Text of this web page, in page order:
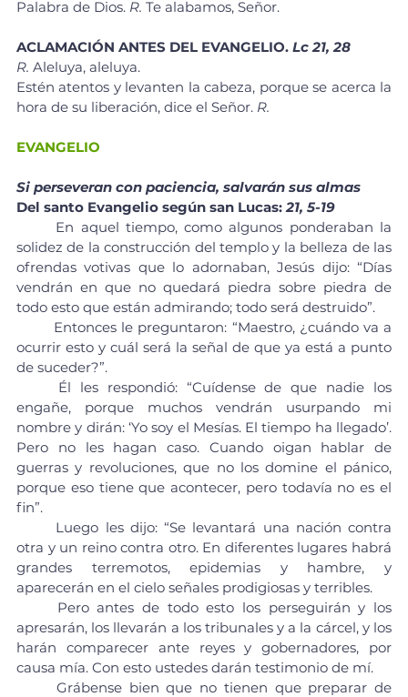
Palabra de Dios. R. Te alabamos, Señor.
ACLAMACIÓN ANTES DEL EVANGELIO. Lc 21, 28
R. Aleluya, aleluya.
Estén atentos y levanten la cabeza, porque se acerca la
hora de su liberación, dice el Señor. R.
EVANGELIO
Si perseveran con paciencia, salvarán sus almas
Del santo Evangelio según san Lucas: 21, 5-19
solidez de la construcción del templo y la belleza de las
ofrendas votivas que lo adornaban, Jesús dijo: “Días
vendrán en que no quedará piedra sobre piedra de
todo esto que están admirando; todo será destruido”.
ocurrir esto y cuál será la señal de que ya está a punto
de suceder?”.
engañe, porque muchos vendrán usurpando mi
nombre y dirán: ‘Yo soy el Mesías. El tiempo ha llegado’.
Pero no les hagan caso. Cuando oigan hablar de
guerras y revoluciones, que no los domine el pánico,
porque eso tiene que acontecer, pero todavía no es el
fin”.
otra y un reino contra otro. En diferentes lugares habrá
grandes terremotos, epidemias y hambre, y
aparecerán en el cielo señales prodigiosas y terribles.
apresarán, los llevarán a los tribunales y a la cárcel, y los
harán comparecer ante reyes y gobernadores, por
causa mía. Con esto ustedes darán testimonio de mí.